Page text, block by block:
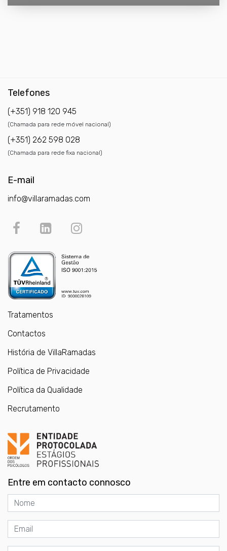
Telefones
(+351) 918 120 945
(Chamada para rede móvel nacional)
(+351) 262 598 028
(Chamada para rede fixa nacional)
E-mail
info@villaramadas.com
Tratamentos
Contactos
História de VillaRamadas
Política de Privacidade
Política da Qualidade
Recrutamento
Entre em contacto connosco